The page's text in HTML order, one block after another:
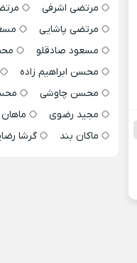
مرتضی اشرفی
مرتضی پاشایی
مسعود صادقلو
محسن ابراهیم زاده
محسن چاوشی
مجید رضوی
ماکان بند
گرشا